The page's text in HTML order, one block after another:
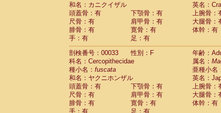
Cercopithecidae
Cercocebus
CercopithecidaeCercocebus
CercopithecidaeCercocebus
CercopithecidaeCercocebus hybrid(2)
CercopithecidaeCercocebus
CercopithecidaeLophocebus
Cercopithecidae
(0)
Cercopithecidae Papio cynocephalus
Cercopithecidae Papio hamadryas(1)
CercopithecidaePapio papio
CercopithecidaePapio
CercopithecidaeMandrillus
CercopithecidaeMandrillus sphinx
和名：カニクイザル
英名：
頭蓋骨：有
下顎骨：有
上腕骨：
尺骨：有
肩甲骨：有
大腿骨：
腓骨：有
寛骨：有
体幹：有
手：有
足：有
剖検番号：00033
性別：F
年齢：
科名：Cercopithecidae
属名：
種小名： fuscata
亜種小名
和名：ヤクニホンザル
英名：
頭蓋骨：有
下顎骨：有
上腕骨：
尺骨：有
肩甲骨：有
大腿骨：
腓骨：有
寛骨：有
体幹：有
手：有
足：有